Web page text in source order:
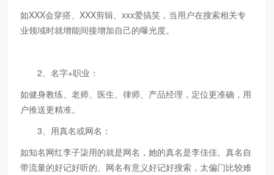
如XXX会穿搭、XXX剪辑、xxx爱搞笑，当用户在搜索相关专
业领域时就增能间接增加自己的曝光度。
2、名字+职业：
如健身教练、老师、医生、律师、产品经理，定位更准确，用
户推送更精准。
3、用真名或网名：
如知名网红李子柒用的就是网名，她的真名是李佳佳。真名自
带流量的好记好听的、网名有意义好记好搜索，太偏门比较难